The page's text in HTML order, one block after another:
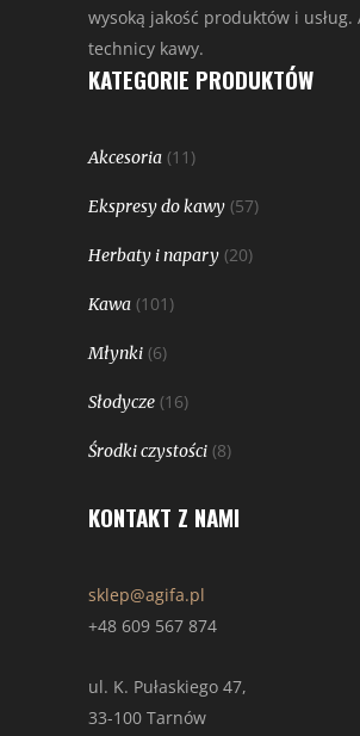
wysoką jakość produktów i usług.
technicy kawy.
KATEGORIE PRODUKTÓW
Akcesoria (11)
Ekspresy do kawy (57)
Herbaty i napary (20)
Kawa (101)
Młynki (6)
Słodycze (16)
Środki czystości (8)
KONTAKT Z NAMI
sklep@agifa.pl
+48 609 567 874
ul. K. Pułaskiego 47,
33-100 Tarnów